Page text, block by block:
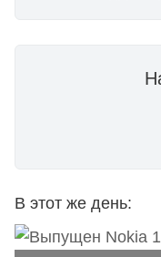
В этот же день: